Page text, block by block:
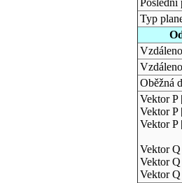
Poslední
Typ
Oběžná
Vektor P
Vektor P
Vektor P
Vektor
Vektor
Vektor